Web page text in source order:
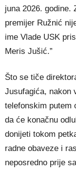
juna 2026. godine.
premijer Ružnić
ime Vlade USK
Meris Jušić.”
Što se tiče
Jusufagića, nakon
telefonskim putem
da će konačnu
donijeti tokom
radne obaveze i
neposredno prije